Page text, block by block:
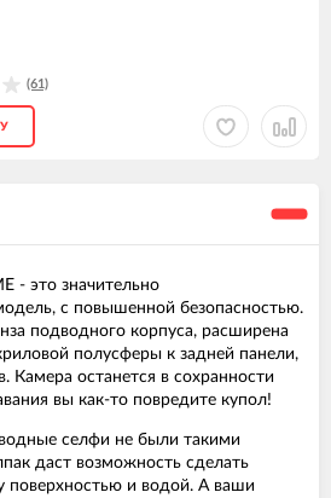
(61)
- это значительно
с повышенной безопасностью.
подводного корпуса, расширена
полусферы к задней панели,
Камера останется в сохранности
вы как-то повредите купол!
селфи не были такими
даст возможность сделать
поверхностью и водой. А ваши